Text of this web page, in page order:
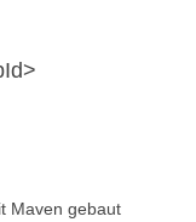
Maven gebaut